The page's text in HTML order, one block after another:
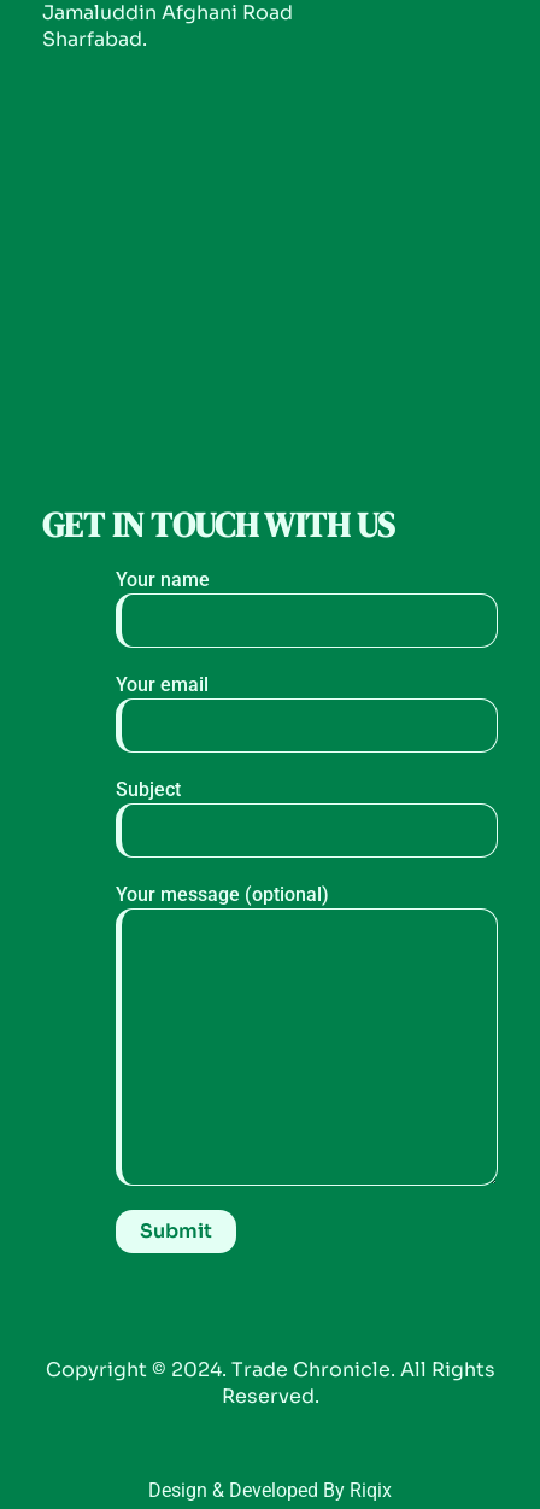
Jamaluddin Afghani Road
Sharfabad.
GET IN TOUCH WITH US
Your name
Your email
Subject
Your message (optional)
Copyright © 2024. Trade Chronicle. All Rights
Reserved.
Design & Developed By Riqix